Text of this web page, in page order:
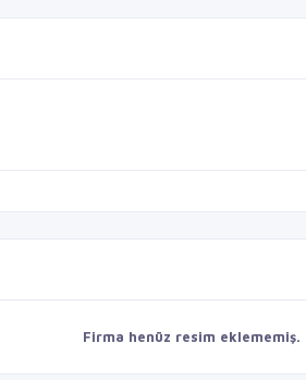
Firma henüz resim eklememiş.